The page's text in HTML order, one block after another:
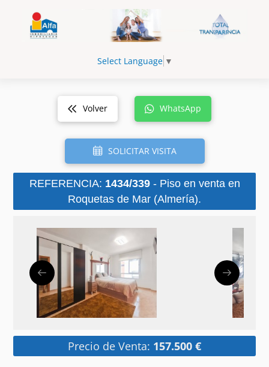
Select Language ▼
Volver WhatsApp
SOLICITAR VISITA
REFERENCIA: 1434/339- Piso en venta en
Roquetas de Mar (Almería).
Precio de Venta: 157.500 €